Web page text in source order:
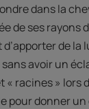
dans la
de ses rayons
de la
avoir un
racines » lors
pour donner un